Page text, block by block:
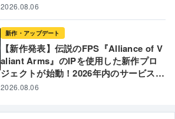
2026.08.06
新作・アップデート
【新作発表】伝説のFPS『Alliance of V
aliant Arms』のIPを使用した新作プロ
ジェクトが始動！2026年内のサービス開
始に向けて制作発表 〜 あの熱狂が、再
新プロジェクトの全貌とは 〜
2026.08.06